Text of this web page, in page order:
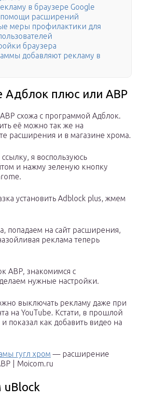
в браузере Google
расширений
меры профилактики для
браузера
добавляют рекламу в
Адблок плюс или ABP
схожа с программой Адблок.
её можно так же на
расширения и в магазине хрома.
я воспользуюсь
и нажму зеленую кнопку
установить Adblock plus, жмем
попадаем на сайт расширения,
реклама теперь
ABP, знакомимся с
нужные настройки.
выключать рекламу даже при
на YouTube. Кстати, в прошлой
и показал как добавить видео на
гугл хром — расширение
| Moicom.ru
uBlock